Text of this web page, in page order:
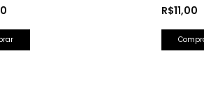
R$11,00